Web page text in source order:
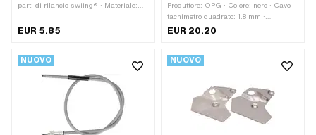
parti di rilancio swiing® · Materiale:
Numero OEM Pony: F5114 · Numero
EUR 5.85
Produttore: OPG · Colore: nero · Cavo
tachimetro quadrato: 1.8 mm ·
Lunghezza totale: 840 mm ·
(filettatura a passo fine) · Numero
OEM Piaggio: 186324 · Numero OEM
Piaggio: 187423 · Numero OEM
Piaggio: 274959 · Versione alternativa
del numero OEM di Piaggio: 186324 ·
Versione alternativa del numero OEM
EUR 20.20
NUOVO NUOVO